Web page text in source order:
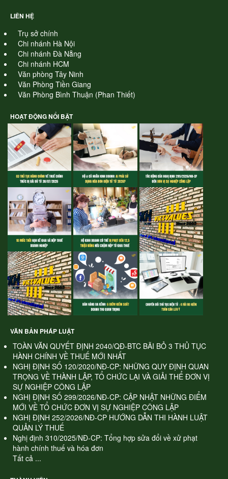
LIÊN HỆ
Trụ sở chính
Chi nhánh Hà Nội
Chi nhánh Đà Nẵng
Chi nhánh HCM
Văn phòng Tây Ninh
Văn Phòng Tiền Giang
Văn Phòng Bình Thuận (Phan Thiết)
HOẠT ĐỘNG NỔI BẬT
VĂN BẢN PHÁP LUẬT
TOÀN VĂN QUYẾT ĐỊNH 2040/QĐ-BTC BÃI BỎ 3 THỦ TỤC
HÀNH CHÍNH VỀ THUẾ MỚI NHẤT
NGHỊ ĐỊNH SỐ 120/2020/NĐ-CP: NHỮNG QUY ĐỊNH QUAN
TRỌNG VỀ THÀNH LẬP, TỔ CHỨC LẠI VÀ GIẢI THỂ ĐƠN VỊ
SỰ NGHIỆP CÔNG LẬP
NGHỊ ĐỊNH SỐ 299/2026/NĐ-CP: CẬP NHẬT NHỮNG ĐIỂM
MỚI VỀ TỔ CHỨC ĐƠN VỊ SỰ NGHIỆP CÔNG LẬP
NGHỊ ĐỊNH 252/2026/NĐ-CP HƯỚNG DẪN THI HÀNH LUẬT
QUẢN LÝ THUẾ
Nghị định 310/2025/NĐ-CP: Tổng hợp sửa đổi về xử phạt
hành chính thuế và hóa đơn
Tất cả ...